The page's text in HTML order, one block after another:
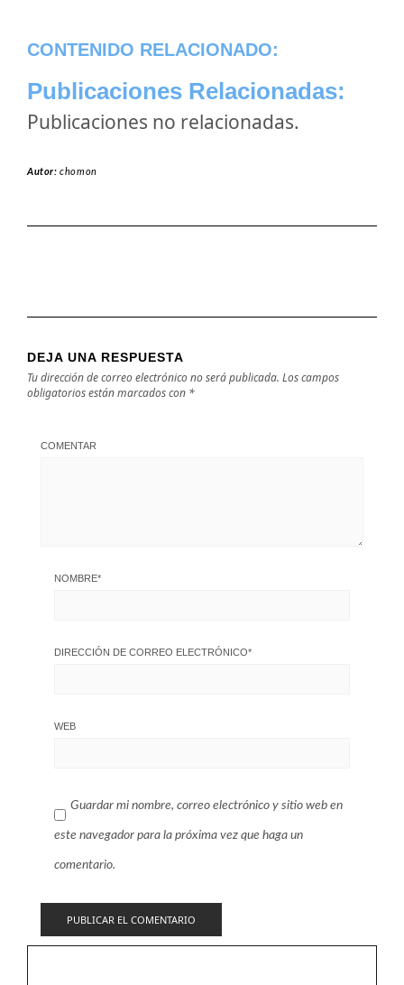
CONTENIDO RELACIONADO:
Publicaciones Relacionadas:
Publicaciones no relacionadas.
Autor:chomon
DEJA UNA RESPUESTA
Tu dirección de correo electrónico no será publicada. Los campos
obligatorios están marcados con *
COMENTAR
NOMBRE*
DIRECCIÓN DE CORREO ELECTRÓNICO*
WEB
Guardar mi nombre, correo electrónico y sitio web en
este navegador para la próxima vez que haga un
comentario.